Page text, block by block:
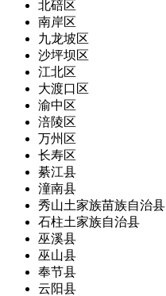
北碚区
南岸区
九龙坡区
沙坪坝区
江北区
大渡口区
渝中区
涪陵区
万州区
长寿区
綦江县
潼南县
秀山土家族苗族自治县
石柱土家族自治县
巫溪县
巫山县
奉节县
云阳县